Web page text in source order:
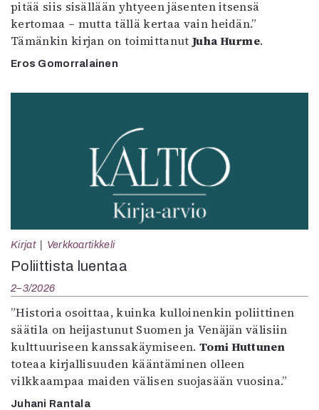
pitää siis sisällään yhtyeen jäsenten itsensä
kertomaa – mutta tällä kertaa vain heidän.”
Tämänkin kirjan on toimittanut Juha Hurme.
Eros Gomorralainen
Kirjat Verkkoartikkeli
Poliittista luentaa
2–3/2026
”Historia osoittaa, kuinka kulloinenkin poliittinen
säätila on heijastunut Suomen ja Venäjän välisiin
kulttuuriseen kanssakäymiseen. Tomi Huttunen
toteaa kirjallisuuden kääntäminen olleen
vilkkaampaa maiden välisen suojasään vuosina.”
Juhani Rantala